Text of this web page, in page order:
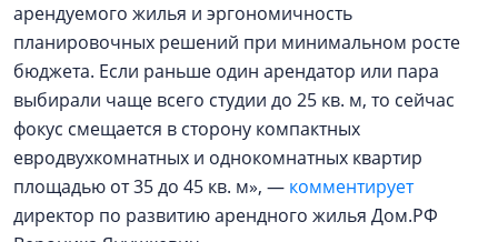
арендуемого жилья и эргономичность
планировочных решений при минимальном росте
бюджета. Если раньше один арендатор или пара
выбирали чаще всего студии до 25 кв. м, то сейчас
фокус смещается в сторону компактных
евродвухкомнатных и однокомнатных квартир
площадью от 35 до 45 кв. м», — комментирует
директор по развитию арендного жилья Дом.РФ